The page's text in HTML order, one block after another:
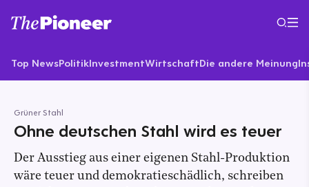
Top NewsPolitikInvestmentWirtschaftDie andere Meinung
Grüner Stahl
Ohne deutschen Stahl wird es teuer
Der Ausstieg aus einer eigenen Stahl-Produktion
wäre teuer und demokratieschädlich, schreiben